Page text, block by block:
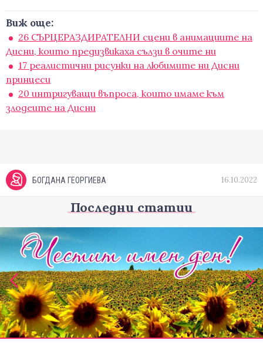
Виж още:
26 СЪРЦЕРАЗДИРАТЕЛНИ сцени в анимациите на
Дисни, които предизвикаха сълзи в очите ни
17 реалистични рисунки на любимите ни Дисни
принцеси
20 интригуващи въпроса, които имаме към
злодеите на Дисни
БОГДАНА ГЕОРГИЕВА 16.10.2022
Последни статии